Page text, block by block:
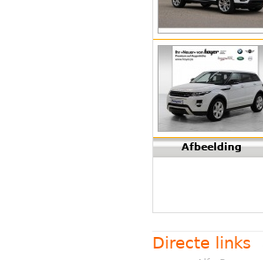
Afbeelding
Directe links